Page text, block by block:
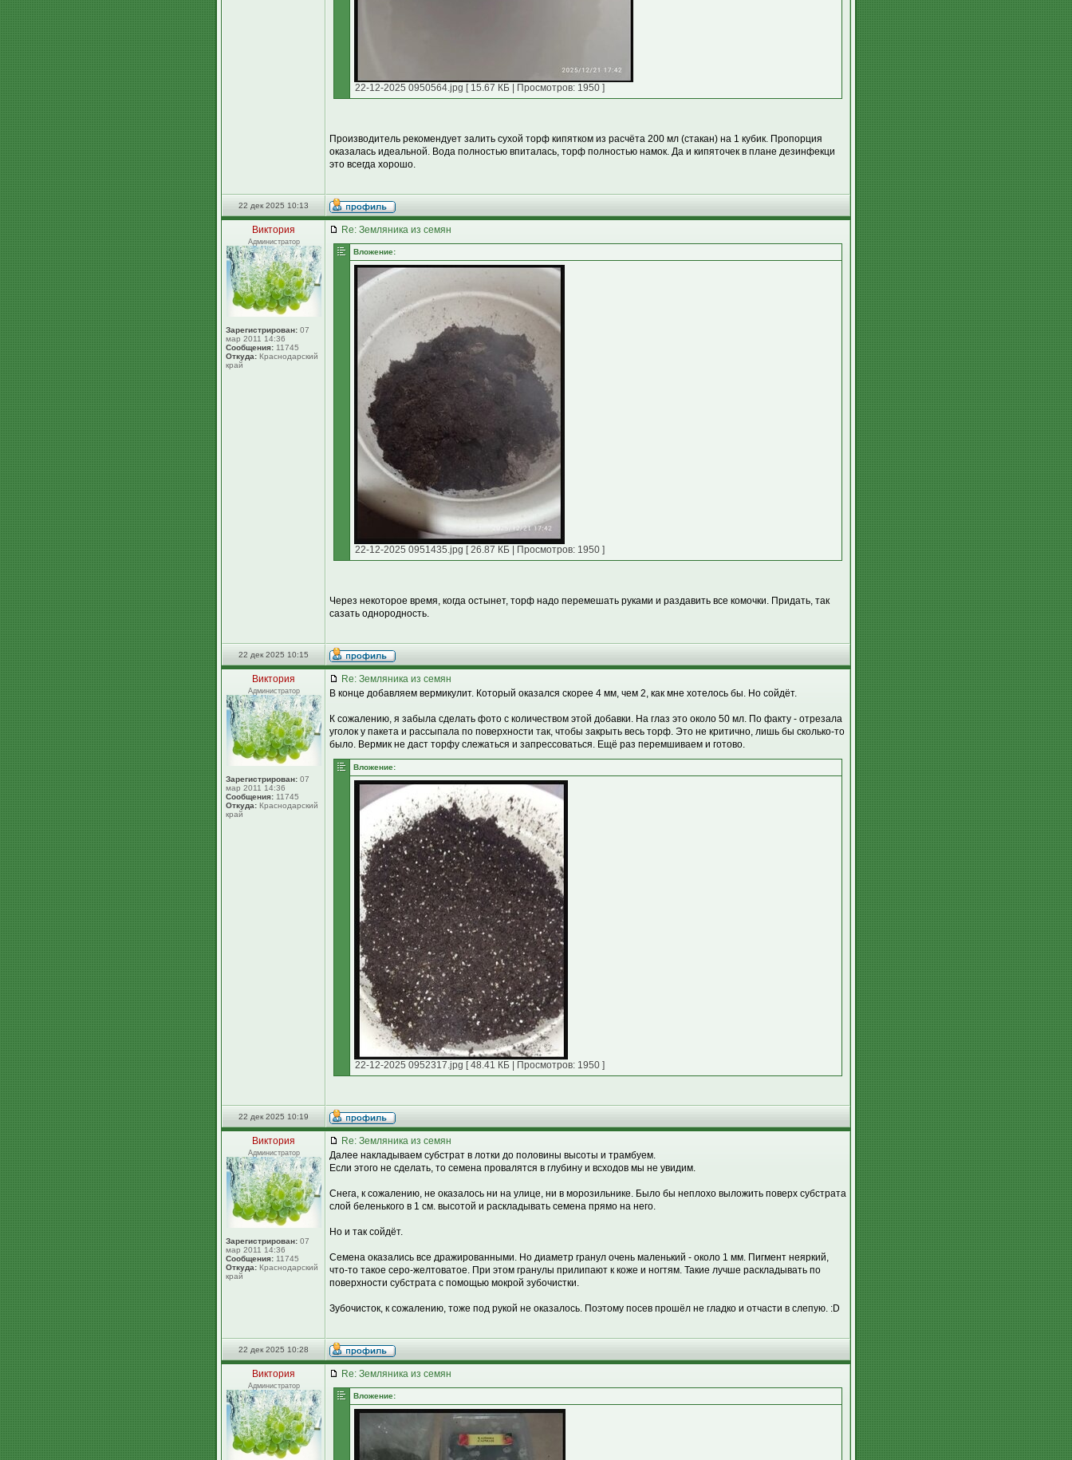
22-12-2025 0950564.jpg [ 15.67 КБ | Просмотров: 1950 ]
Производитель рекомендует залить сухой торф кипятком из расчёта 200 мл (стакан) на 1 кубик. Пропорция
оказалась идеальной. Вода полностью впиталась, торф полностью намок. Да и кипяточек в плане дезинфекци
это всегда хорошо.
22 дек 2025 10:13
Виктория
Администратор
Зарегистрирован: 07
мар 2011 14:36
Сообщения: 11745
Откуда: Краснодарский
край
Re: Земляника из семян
Вложение:
22-12-2025 0951435.jpg [ 26.87 КБ | Просмотров: 1950 ]
Через некоторое время, когда остынет, торф надо перемешать руками и раздавить все комочки. Придать, так
сазать однородность.
22 дек 2025 10:15
Виктория
Администратор
Зарегистрирован: 07
мар 2011 14:36
Сообщения: 11745
Откуда: Краснодарский
край
Re: Земляника из семян
В конце добавляем вермикулит. Который оказался скорее 4 мм, чем 2, как мне хотелось бы. Но сойдёт.
К сожалению, я забыла сделать фото с количеством этой добавки. На глаз это около 50 мл. По факту - отрезала
уголок у пакета и рассыпала по поверхности так, чтобы закрыть весь торф. Это не критично, лишь бы сколько-то
было. Вермик не даст торфу слежаться и запрессоваться. Ещё раз перемшиваем и готово.
Вложение:
22-12-2025 0952317.jpg [ 48.41 КБ | Просмотров: 1950 ]
22 дек 2025 10:19
Виктория
Администратор
Зарегистрирован: 07
мар 2011 14:36
Сообщения: 11745
Откуда: Краснодарский
край
Re: Земляника из семян
Далее накладываем субстрат в лотки до половины высоты и трамбуем.
Если этого не сделать, то семена провалятся в глубину и всходов мы не увидим.
Снега, к сожалению, не оказалось ни на улице, ни в морозильнике. Было бы неплохо выложить поверх субстрата
слой беленького в 1 см. высотой и раскладывать семена прямо на него.
Но и так сойдёт.
Семена оказались все дражированными. Но диаметр гранул очень маленький - около 1 мм. Пигмент неяркий,
что-то такое серо-желтоватое. При этом гранулы прилипают к коже и ногтям. Такие лучше раскладывать по
поверхности субстрата с помощью мокрой зубочистки.
Зубочисток, к сожалению, тоже под рукой не оказалось. Поэтому посев прошёл не гладко и отчасти в слепую. :D
22 дек 2025 10:28
Виктория
Администратор
Re: Земляника из семян
Вложение: